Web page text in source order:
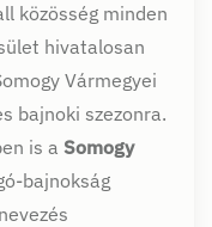
közösség minden
hivatalosan
Vármegyei
bajnoki szezonra.
is a Somogy
bajnokság